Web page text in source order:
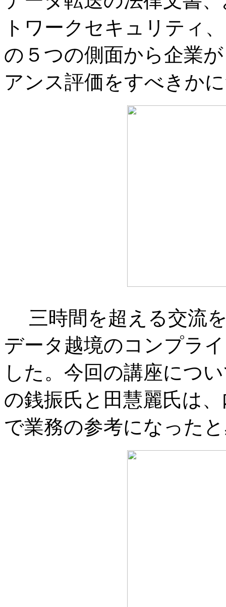
トワークセキュリティ
の５つの側面から企業
アンス評価をすべきか
三時間を超える交流
データ越境のコンプラ
した。今回の講座につ
の銭振氏と田慧麗氏は
で業務の参考になった